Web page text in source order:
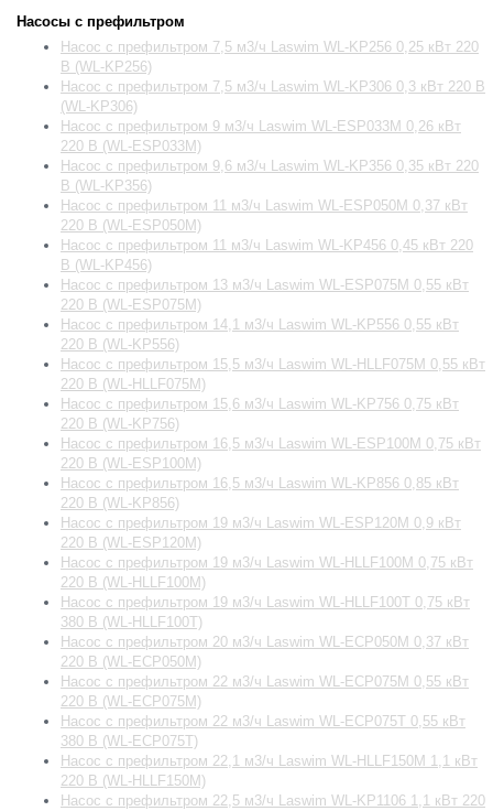
Насосы с префильтром
Насос с префильтром 7,5 м3/ч Laswim WL-KP256 0,25 кВт 220
В (WL-KP256)
Насос с префильтром 7,5 м3/ч Laswim WL-KP306 0,3 кВт 220 В
(WL-KP306)
Насос с префильтром 9 м3/ч Laswim WL-ESP033M 0,26 кВт
220 В (WL-ESP033M)
Насос с префильтром 9,6 м3/ч Laswim WL-KP356 0,35 кВт 220
В (WL-KP356)
Насос с префильтром 11 м3/ч Laswim WL-ESP050M 0,37 кВт
220 В (WL-ESP050M)
Насос с префильтром 11 м3/ч Laswim WL-KP456 0,45 кВт 220
В (WL-KP456)
Насос с префильтром 13 м3/ч Laswim WL-ESP075M 0,55 кВт
220 В (WL-ESP075M)
Насос с префильтром 14,1 м3/ч Laswim WL-KP556 0,55 кВт
220 В (WL-KP556)
Насос с префильтром 15,5 м3/ч Laswim WL-HLLF075M 0,55 кВт
220 В (WL-HLLF075M)
Насос с префильтром 15,6 м3/ч Laswim WL-KP756 0,75 кВт
220 В (WL-KP756)
Насос с префильтром 16,5 м3/ч Laswim WL-ESP100M 0,75 кВт
220 В (WL-ESP100M)
Насос с префильтром 16,5 м3/ч Laswim WL-KP856 0,85 кВт
220 В (WL-KP856)
Насос с префильтром 19 м3/ч Laswim WL-ESP120M 0,9 кВт
220 В (WL-ESP120M)
Насос с префильтром 19 м3/ч Laswim WL-HLLF100M 0,75 кВт
220 В (WL-HLLF100M)
Насос с префильтром 19 м3/ч Laswim WL-HLLF100T 0,75 кВт
380 В (WL-HLLF100T)
Насос с префильтром 20 м3/ч Laswim WL-ECP050M 0,37 кВт
220 В (WL-ECP050M)
Насос с префильтром 22 м3/ч Laswim WL-ECP075M 0,55 кВт
220 В (WL-ECP075M)
Насос с префильтром 22 м3/ч Laswim WL-ECP075T 0,55 кВт
380 В (WL-ECP075T)
Насос с префильтром 22,1 м3/ч Laswim WL-HLLF150M 1,1 кВт
220 В (WL-HLLF150M)
Насос с префильтром 22,5 м3/ч Laswim WL-KP1106 1,1 кВт 220